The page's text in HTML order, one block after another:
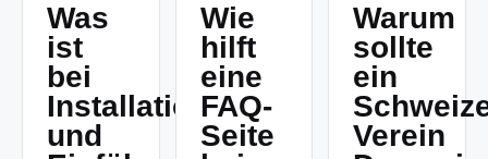
Was
ist
bei
Installation
und
Wie
hilft
eine
FAQ-
Seite
Warum
sollte
ein
Verein